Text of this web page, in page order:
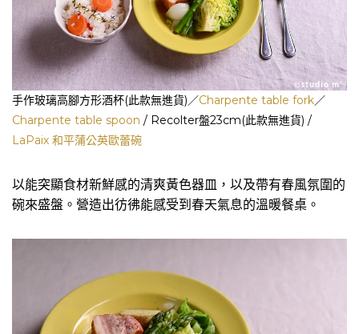
手作玻璃高腳方形酒杯(此款無進貨)／Charpente table fork／
Charpente table spoon / Recolter盤23cm(此款無進貨) /
LaPaix 和平蒲公英歐蕾碗
以能突顯食材新鮮感的清爽黃色器皿，以及帶有春風氛圍的
碗來盛盤。營造出彷彿能感受到春天氣息的溫暖餐桌。